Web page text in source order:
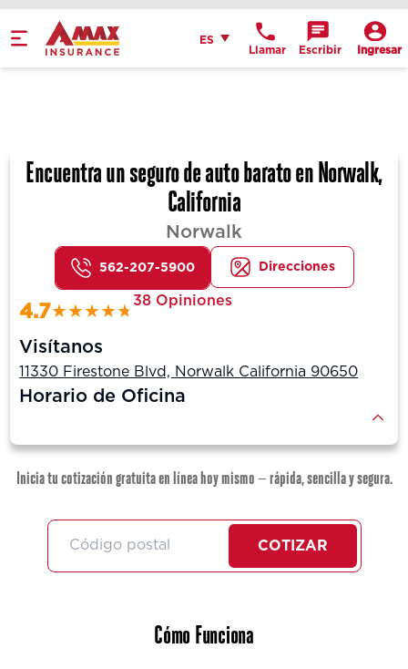
Get Directions
ESEspañol
Llamar Escribir Ingresar
Encuentra un seguro de auto barato en Norwalk,
California
Norwalk
562-207-5900 Direcciones
4.7
38 Opiniones
Visítanos
11330 Firestone Blvd, Norwalk California 90650
Horario de Oficina
Inicia tu cotización gratuita en línea hoy mismo — rápida, sencilla y segura.
COTIZAR
Cómo Funciona